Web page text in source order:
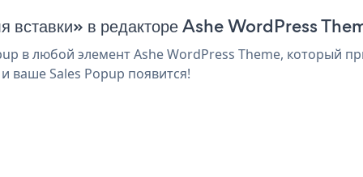
вставки» в редакторе Ashe WordPress
в любой элемент Ashe WordPress Theme, который
ваше Sales Popup появится!